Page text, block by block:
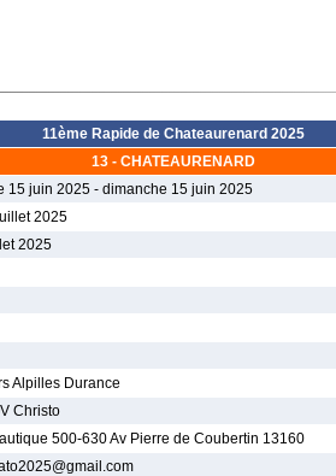
11ème Rapide de Chateaurenard 2025
13 - CHATEAURENARD
15 juin 2025 - dimanche 15 juin 2025
2025
2025
Alpilles Durance
Christo
500-630 Av Pierre de Coubertin 13160